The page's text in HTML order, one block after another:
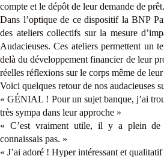
compte et le dépôt de leur demande de
Dans l’optique de ce dispositif la BNP
des ateliers collectifs sur la mesure
Audacieuses. Ces ateliers permettent un
delà du développement financier de leur
réelles réflexions sur le corps même de
Voici quelques retour de nos audacieuses
« GÉNIAL ! Pour un sujet banque, j’ai
très sympa dans leur approche »
« C’est vraiment utile, il y a plein de
connaissais pas. »
« J’ai adoré ! Hyper intéressant et qualitatif